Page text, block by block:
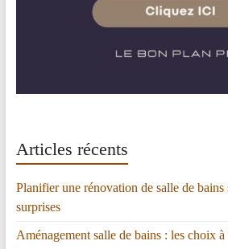
Articles récents
Planifier une rénovation de salle de bains
surprises
Aménagement salle de bains : les choix